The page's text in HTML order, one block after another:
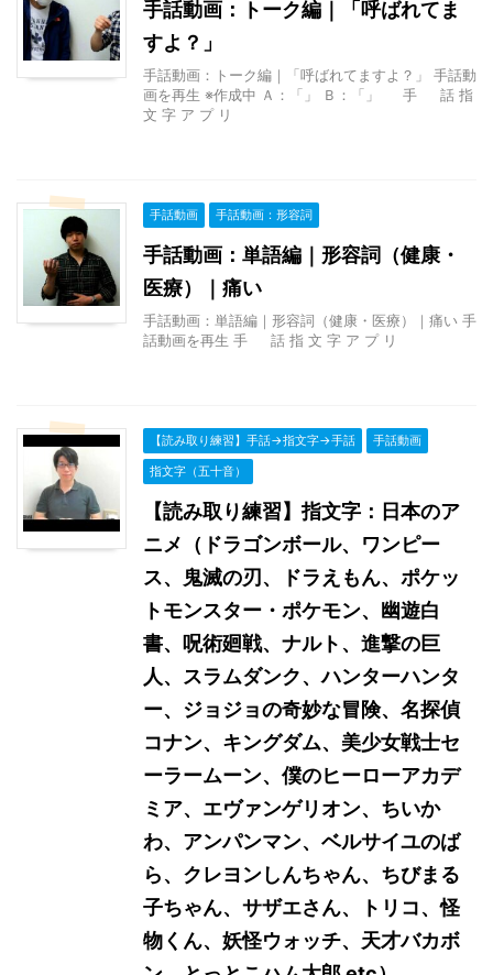
手話動画：トーク編｜「呼ばれてま
すよ？」
手話動画：トーク編｜「呼ばれてますよ？」 手話動
画を再生 ※作成中 Ａ：「」 Ｂ：「」 手 話 指
文 字 ア プ リ
手話動画 手話動画：形容詞
手話動画：単語編｜形容詞（健康・
医療）｜痛い
手話動画：単語編｜形容詞（健康・医療）｜痛い 手
話動画を再生 手 話 指 文 字 ア プ リ
【読み取り練習】手話→指文字→手話
手話動画
指文字（五十音）
【読み取り練習】指文字：日本のア
ニメ（ドラゴンボール、ワンピー
ス、鬼滅の刃、ドラえもん、ポケッ
トモンスター・ポケモン、幽遊白
書、呪術廻戦、ナルト、進撃の巨
人、スラムダンク、ハンターハンタ
ー、ジョジョの奇妙な冒険、名探偵
コナン、キングダム、美少女戦士セ
ーラームーン、僕のヒーローアカデ
ミア、エヴァンゲリオン、ちいか
わ、アンパンマン、ベルサイユのば
ら、クレヨンしんちゃん、ちびまる
子ちゃん、サザエさん、トリコ、怪
物くん、妖怪ウォッチ、天才バカボ